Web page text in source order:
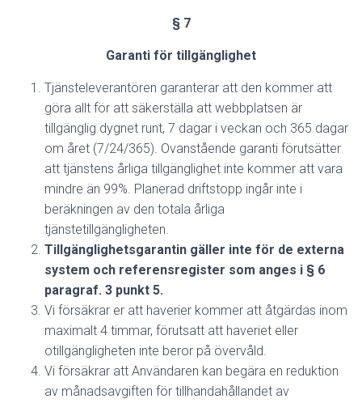
§ 7
Garanti för tillgänglighet
Tjänsteleverantören garanterar att den kommer att
göra allt för att säkerställa att webbplatsen är
tillgänglig dygnet runt, 7 dagar i veckan och 365 dagar
om året (7/24/365). Ovanstående garanti förutsätter
att tjänstens årliga tillgänglighet inte kommer att vara
mindre än 99%. Planerad driftstopp ingår inte i
beräkningen av den totala årliga
tjänstetillgängligheten.
Tillgänglighetsgarantin gäller inte för de externa
system och referensregister som anges i § 6
paragraf. 3 punkt 5.
Vi försäkrar er att haverier kommer att åtgärdas inom
maximalt 4 timmar, förutsatt att haveriet eller
otillgängligheten inte beror på övervåld.
Vi försäkrar att Användaren kan begära en reduktion
av månadsavgiften för tillhandahållandet av